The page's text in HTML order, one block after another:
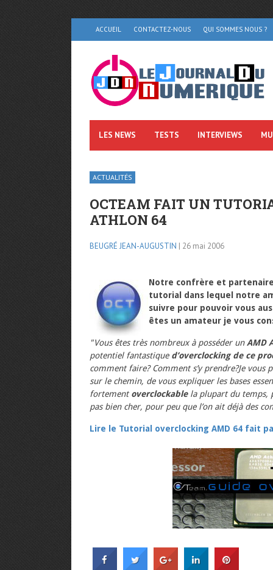
ACCUEIL CONTACTEZ-NOUS QUI SOMMES NOUS ?
LES NEWS TESTS INTERVIEWS
ACTUALITÉS
OCTEAM FAIT UN
ATHLON 64
BEUGRÉ JEAN-AUGUSTIN | 26 mai 2006
Notre confrère et
tutorial dans lequel notre
suivre pour pouvoir vous
êtes un amateur je vous
"Vous êtes très nombreux à posséder unAMD
potentiel fantastique d’overclocking de ce
comment faire? Comment s’y prendre?Je
sur le chemin, de vous expliquer les bases
fortement overclockablela plupart du temps,
pas bien cher, pour peu que l’on ait déjà des
Lire le Tutorial overclocking AMD 64 fait